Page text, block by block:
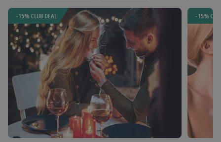
-15% CLUB DEAL -15%